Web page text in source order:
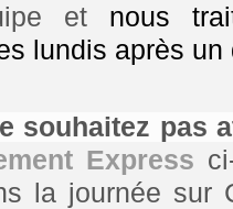
et nous
lundis après
souhaitez pas
Express
la journée sur